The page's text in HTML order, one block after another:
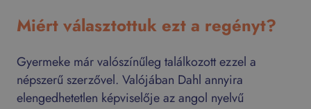
Miért választottuk ezt a regényt?
Gyermeke már valószínűleg találkozott ezzel a
népszerű szerzővel. Valójában Dahl annyira
elengedhetetlen képviselője az angol nyelvű